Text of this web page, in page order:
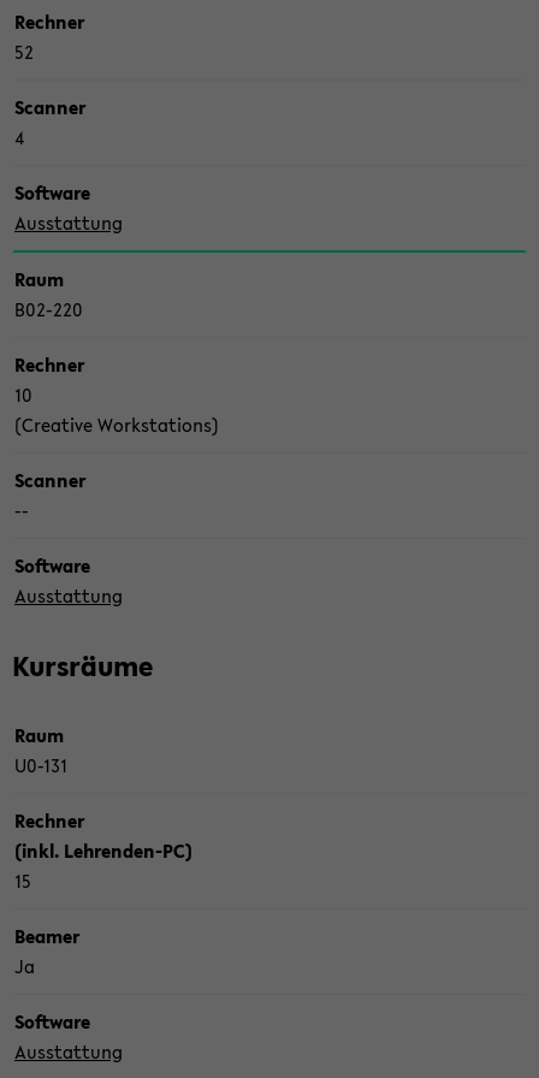
Rech­ner
52
Scan­ner
4
Soft­ware
Aus­stat­tung
Raum
B02-​220
Rech­ner
10
(Crea­ti­ve Work­sta­tions)
Scan­ner
--
Soft­ware
Aus­stat­tung
Kurs­räu­me
Raum
U0-​131
Rech­ner
(inkl. Lehrenden-​PC)
15
Bea­mer
Ja
Soft­ware
Aus­stat­tung